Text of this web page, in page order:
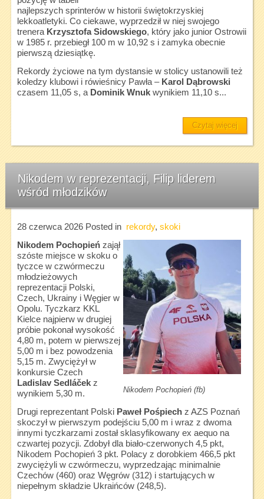
najlepszych sprinterów w historii świętokrzyskiej
lekkoatletyki. Co ciekawe, wyprzedził w niej swojego
trenera Krzysztofa Sidowskiego, który jako junior Ostrowii
w 1985 r. przebiegł 100 m w 10,92 s i zamyka obecnie
pierwszą dziesiątkę.
Rekordy życiowe na tym dystansie w stolicy ustanowili też
koledzy klubowi i rówieśnicy Pawła – Karol Dąbrowski
czasem 11,05 s, a Dominik Wnukwynikiem 11,10 s...
Czytaj więcej
Nikodem w reprezentacji, Filip liderem
wśród młodzików
28 czerwca 2026Posted in rekordy, skoki
Nikodem Pochopień (fb)
Nikodem Pochopieńzajął
szóste miejsce w skoku o
tyczce w czwórmeczu
młodzieżowych
reprezentacji Polski,
Czech, Ukrainy i Węgier w
Opolu. Tyczkarz KKL
Kielce najpierw w drugiej
próbie pokonał wysokość
4,80 m, potem w pierwszej
5,00 m i bez powodzenia
5,15 m. Zwyciężył w
konkursie Czech
Ladislav Sedláčekz
wynikiem 5,30 m.
Drugi reprezentant Polski Paweł Pośpiechz AZS Poznań
skoczył w pierwszym podejściu 5,00 m i wraz z dwoma
innymi tyczkarzami został sklasyfikowany ex aequo na
czwartej pozycji. Zdobył dla biało-czerwonych 4,5 pkt,
Nikodem Pochopień 3 pkt. Polacy z dorobkiem 466,5 pkt
zwyciężyli w czwórmeczu, wyprzedzając minimalnie
Czechów (460) oraz Węgrów (312) i startujących w
niepełnym składzie Ukraińców (248,5).